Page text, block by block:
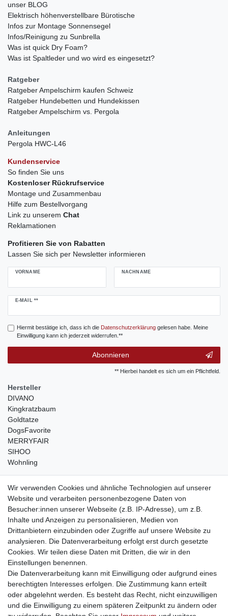
unser BLOG
Elektrisch höhenverstellbare Bürotische
Infos zur Montage Sonnensegel
Infos/Reinigung zu Sunbrella
Was ist quick Dry Foam?
Was ist Spaltleder und wo wird es eingesetzt?
Ratgeber
Ratgeber Ampelschirm kaufen Schweiz
Ratgeber Hundebetten und Hundekissen
Ratgeber Ampelschirm vs. Pergola
Anleitungen
Pergola HWC-L46
Kundenservice
So finden Sie uns
Kostenloser Rückrufservice
Montage und Zusammenbau
Hilfe zum Bestellvorgang
Link zu unserem Chat
Reklamationen
Profitieren Sie von Rabatten
Lassen Sie sich per Newsletter informieren
VORNAME NACHNAME
E-MAIL **
Newsletter
Hiermit bestätige ich, dass ich die Daten­schutz­erklärunggelesen habe. Meine
Einwilligung kann ich jederzeit widerrufen.**
Abonnieren
** Hierbei handelt es sich um ein Pflichtfeld.
Hersteller
DIVANO
Kingkratzbaum
Goldtatze
DogsFavorite
MERRYFAIR
SIHOO
Wohnling
weitere Shops
traumlampen- Lampen und Kronleuchter
kinderwagencenter- Exklusive und günstige Kinderwagen
gastrogeraete24- alles für Gastronomie und Imbiss
soziale Medien
Facebook
sicher einkaufen
Wir verwenden Cookies und ähnliche Technologien auf unserer
Website und verarbeiten personenbezogene Daten von
Besucher:innen unserer Webseite (z.B. IP-Adresse), um z.B.
Inhalte und Anzeigen zu personalisieren, Medien von
Drittanbietern einzubinden oder Zugriffe auf unsere Website zu
analysieren. Die Datenverarbeitung erfolgt erst durch gesetzte
Cookies. Wir teilen diese Daten mit Dritten, die wir in den
Einstellungen benennen.
Die Datenverarbeitung kann mit Einwilligung oder aufgrund eines
berechtigten Interesses erfolgen. Die Zustimmung kann erteilt
oder abgelehnt werden. Es besteht das Recht, nicht einzuwilligen
und die Einwilligung zu einem späteren Zeitpunkt zu ändern oder